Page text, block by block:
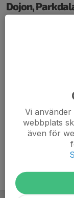
Dojon,
Vi
webbplats
även för